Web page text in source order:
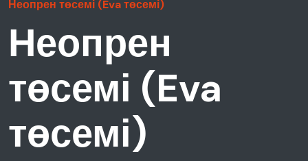
Неопрен төсемі (Eva төсемі)
Неопрен
төсемі (Eva
төсемі)